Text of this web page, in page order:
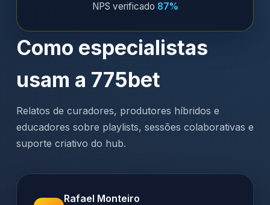
NPS verificado 87%
Como especialistas
usam a 775bet
Relatos de curadores, produtores híbridos e
educadores sobre playlists, sessões colaborativas e
suporte criativo do hub.
Rafael Monteiro